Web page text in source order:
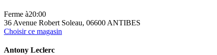
Ferme à20:00
36 Avenue Robert Soleau, 06600 ANTIBES
Choisir ce magasin
Antony Leclerc